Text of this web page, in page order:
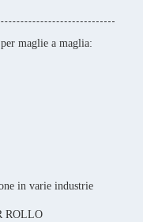
maglie a maglia:
in varie industrie
ROLLO